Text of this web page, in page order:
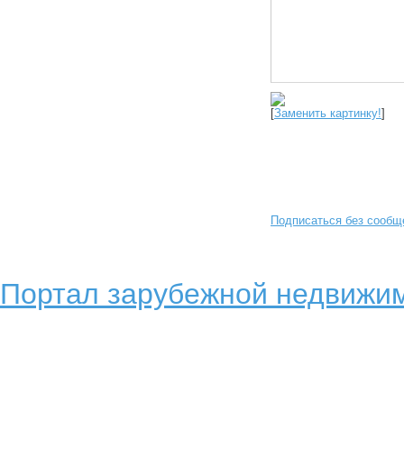
[Заменить картинку!]
Подписаться без
Портал зарубежной